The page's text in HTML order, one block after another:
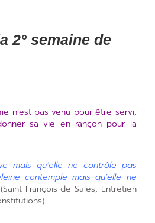
2° semaine de
n’est pas venu pour être servi,
sa vie en rançon pour la
mais qu’elle ne contrôle pas
contemple mais qu’elle ne
(Saint François de Sales, Entretien